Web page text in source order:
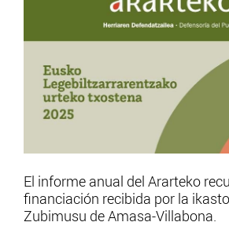
El informe anual del Ararteko
financiación recibida por la
Zubimusu de Amasa-Villabona.